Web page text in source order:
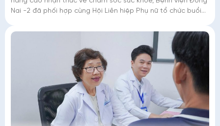
Nai -2 đã phối hợp cùng Hội Liên hiệp Phụ nữ tổ chức buổi